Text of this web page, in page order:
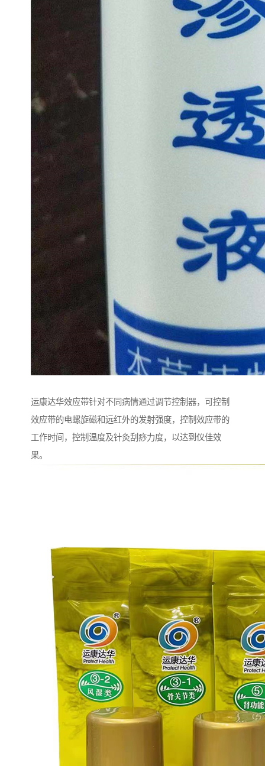
运康达华效应带针对不同病情通过调节控制器，可控制
效应带的电螺旋磁和远红外的发射强度，控制效应带的
工作时间，控制温度及针灸刮痧力度，以达到仪佳效
果。